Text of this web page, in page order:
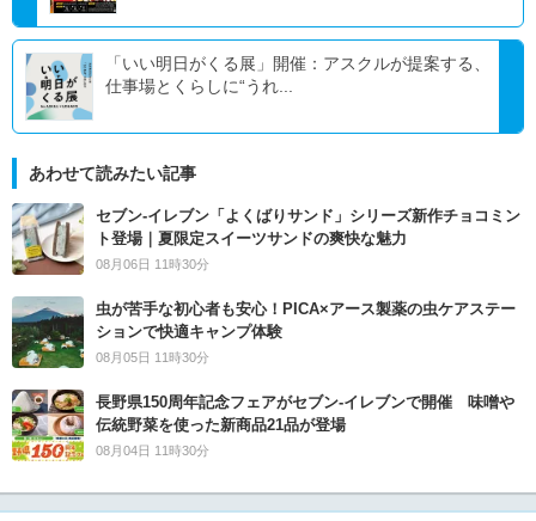
「いい明日がくる展」開催：アスクルが提案する、
仕事場とくらしに“うれ...
あわせて読みたい記事
セブン‐イレブン「よくばりサンド」シリーズ新作チョコミン
ト登場｜夏限定スイーツサンドの爽快な魅力
08月06日 11時30分
虫が苦手な初心者も安心！PICA×アース製薬の虫ケアステー
ションで快適キャンプ体験
08月05日 11時30分
長野県150周年記念フェアがセブン-イレブンで開催 味噌や
伝統野菜を使った新商品21品が登場
08月04日 11時30分